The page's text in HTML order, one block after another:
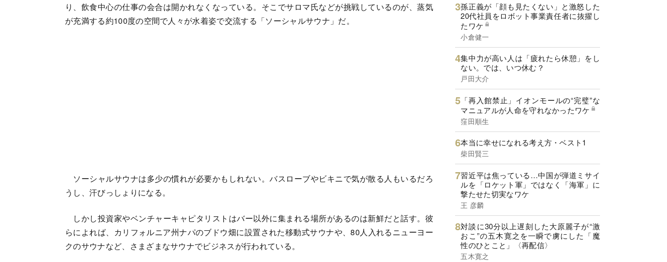
り、飲食中心の仕事の会合は開かれなくなっている。そこでサロマ氏などが挑戦しているのが、蒸気
が充満する約100度の空間で人々が水着姿で交流する「ソーシャルサウナ」だ。
ソーシャルサウナは多少の慣れが必要かもしれない。バスローブやビキニで気が散る人もいるだろ
うし、汗びっしょりになる。
しかし投資家やベンチャーキャピタリストはバー以外に集まれる場所があるのは新鮮だと話す。彼
らによれば、カリフォルニア州ナパのブドウ畑に設置された移動式サウナや、80人入れるニューヨー
クのサウナなど、さまざまなサウナでビジネスが行われている。
孫正義が「顔も見たくない」と激怒した
20代社員をロボット事業責任者に抜擢し
たワケ
小倉健一
集中力が高い人は「疲れたら休憩」をし
ない。では、いつ休む？
戸田大介
「再入館禁止」イオンモールの“完璧”な
マニュアルが人命を守れなかったワケ
窪田順生
本当に幸せになれる考え方・ベスト1
柴田賢三
習近平は焦っている…中国が弾道ミサイ
ルを「ロケット軍」ではなく「海軍」に
撃たせた切実なワケ
王 彦麟
対談に30分以上遅刻した大原麗子が“激
おこ”の五木寛之を一瞬で虜にした「魔
性のひとこと」〈再配信〉
五木寛之